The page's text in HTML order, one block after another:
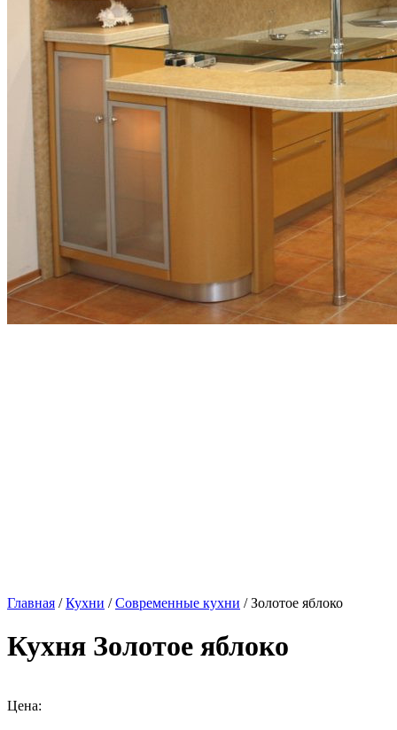
Главная /Кухни /Современные кухни / Золотое яблоко
Кухня Золотое яблоко
Цена: